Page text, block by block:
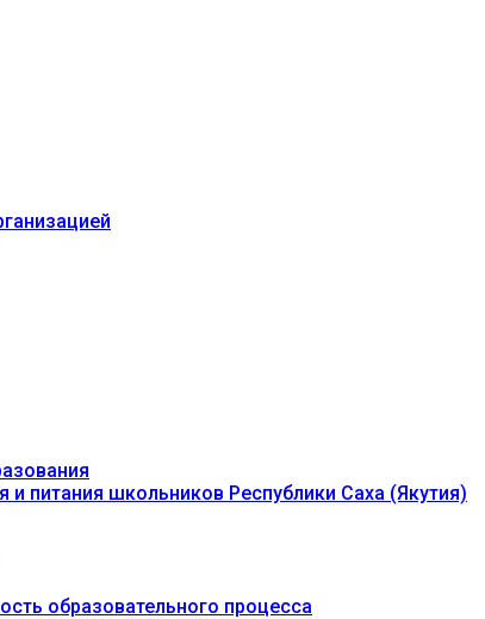
питания школьников Республики Саха (Якутия)
образовательного процесса